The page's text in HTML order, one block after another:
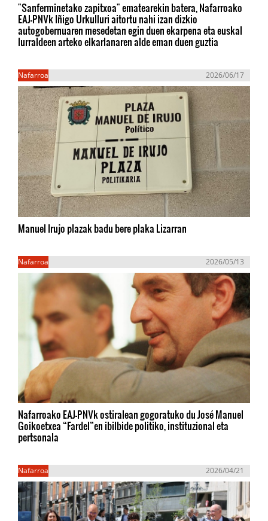
"Sanferminetako zapitxoa" ematearekin batera, Nafarroako
EAJ-PNVk Iñigo Urkulluri aitortu nahi izan dizkio
autogobernuaren mesedetan egin duen ekarpena eta euskal
lurraldeen arteko elkarlanaren alde eman duen guztia
Nafarroa 2026/06/17
Manuel Irujo plazak badu bere plaka Lizarran
Nafarroa 2026/05/13
Nafarroako EAJ-PNVk ostiralean gogoratuko du José Manuel
Goikoetxea “Fardel”en ibilbide politiko, instituzional eta
pertsonala
Nafarroa 2026/04/21